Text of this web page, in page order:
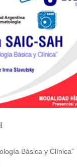
Básica y Clínica”